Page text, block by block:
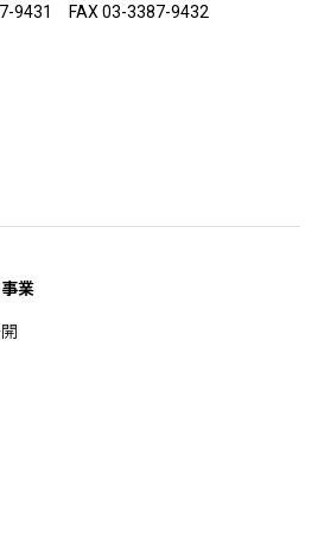
9431 FAX 03-3387-9432
業